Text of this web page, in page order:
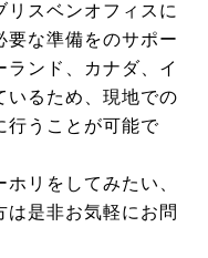
リスベンオフィスに
要な準備をのサポー
ランド、カナダ、イ
いるため、現地での
行うことが可能で
リをしてみたい、
は是非お気軽にお問